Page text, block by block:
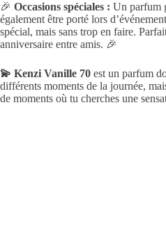
🎉 Occasions spéciales : Un parfum
également être porté lors
spécial, mais sans trop en faire.
anniversaire entre amis. 🎉
💫 Kenzi Vanille 70 est un parfum
différents moments de la journée,
de moments où tu cherches une